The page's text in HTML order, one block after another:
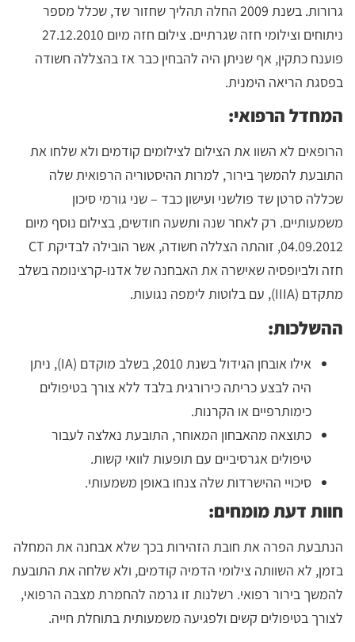
גרורות. בשנת 2009 החלה תהליך שחזור שד, שכלל מספר
ניתוחים וצילומי חזה שגרתיים. צילום חזה מיום 27.12.2010
פוענח כתקין, אף שניתן היה להבחין כבר אז בהצללה חשודה
בפסגת הריאה הימנית.
המחדל הרפואי:
הרופאים לא השוו את הצילום לצילומים קודמים ולא שלחו את
התובעת להמשך בירור, למרות ההיסטוריה הרפואית שלה
שכללה סרטן שד פולשני ועישון כבד – שני גורמי סיכון
משמעותיים. רק לאחר שנה ותשעה חודשים, בצילום נוסף מיום
04.09.2012, זוהתה הצללה חשודה, אשר הובילה לבדיקת CT
חזה ולביופסיה שאישרה את האבחנה של אדנו-קרצינומה בשלב
מתקדם (IIIA), עם בלוטות לימפה נגועות.
ההשלכות:
אילו אובחן הגידול בשנת 2010, בשלב מוקדם (IA), ניתן
היה לבצע כריתה כירורגית בלבד ללא צורך בטיפולים
כימותרפיים או הקרנות.
כתוצאה מהאבחון המאוחר, התובעת נאלצה לעבור
טיפולים אגרסיביים עם תופעות לוואי קשות.
סיכויי ההישרדות שלה צנחו באופן משמעותי.
חוות דעת מומחים:
הנתבעת הפרה את חובת הזהירות בכך שלא אבחנה את המחלה
בזמן, לא השוותה צילומי הדמיה קודמים, ולא שלחה את התובעת
להמשך בירור רפואי. רשלנות זו גרמה להחמרת מצבה הרפואי,
לצורך בטיפולים קשים ולפגיעה משמעותית בתוחלת חייה.